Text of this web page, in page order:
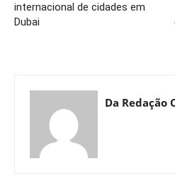
internacional de cidades em
Dubai
Da Redação